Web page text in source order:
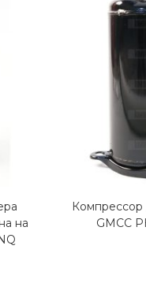
на
GMCC